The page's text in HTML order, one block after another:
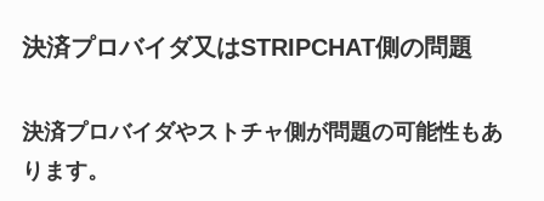
決済プロバイダ又はSTRIPCHAT側の問題
決済プロバイダやストチャ側が問題の可能性もあ
ります。